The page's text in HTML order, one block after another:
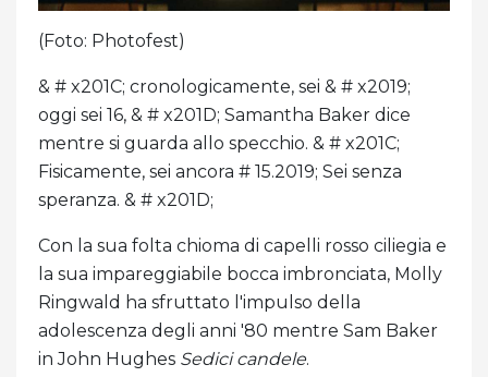
(Foto: Photofest)
& # x201C; cronologicamente, sei & # x2019;
oggi sei 16, & # x201D; Samantha Baker dice
mentre si guarda allo specchio. & # x201C;
Fisicamente, sei ancora # 15.2019; Sei senza
speranza. & # x201D;
Con la sua folta chioma di capelli rosso ciliegia e
la sua impareggiabile bocca imbronciata, Molly
Ringwald ha sfruttato l'impulso della
adolescenza degli anni '80 mentre Sam Baker
in John Hughes Sedici candele.